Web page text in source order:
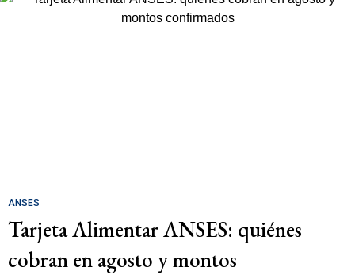
ANSES
Tarjeta Alimentar ANSES: quiénes
cobran en agosto y montos